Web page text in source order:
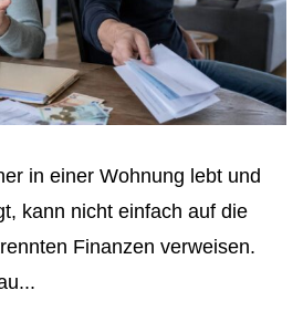
in einer Wohnung lebt und
kann nicht einfach auf die
Finanzen verweisen.